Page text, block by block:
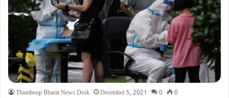
Thumbsup Bharat News Desk December 5, 2021 0 0